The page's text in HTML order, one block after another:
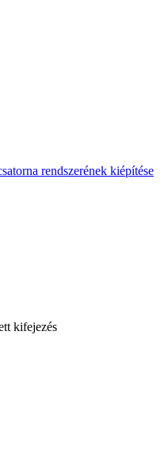
rendszerének kiépítése
kifejezés